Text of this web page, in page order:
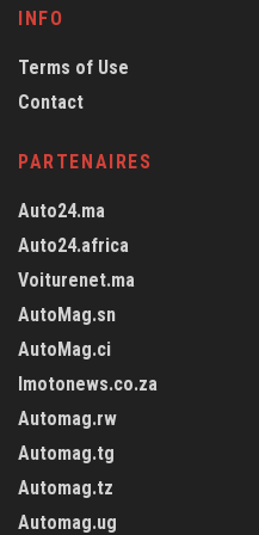
INFO
Terms of Use
Contact
PARTENAIRES
Auto24.ma
Auto24.africa
Voiturenet.ma
AutoMag.sn
AutoMag.ci
Imotonews.co.za
Automag.rw
Automag.tg
Automag.tz
Automag.ug